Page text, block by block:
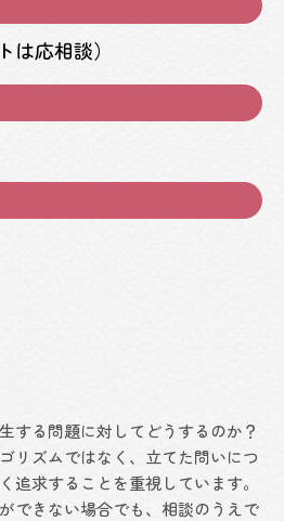
は応相談）
する問題に対してどうするのか？
リズムではなく、立てた問いにつ
追求することを重視しています。
できない場合でも、相談のうえで